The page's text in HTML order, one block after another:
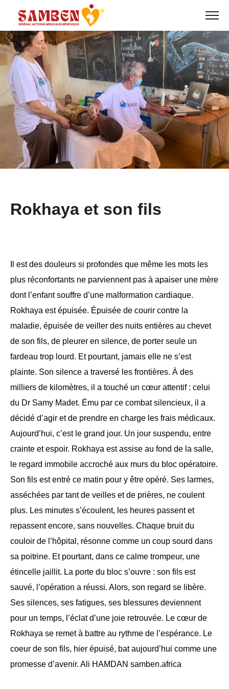
content
Rokhaya et son fils
Il est des douleurs si profondes que même les mots les
plus réconfortants ne parviennent pas à apaiser une mère
dont l’enfant souffre d’une malformation cardiaque.
Rokhaya est épuisée. Épuisée de courir contre la
maladie, épuisée de veiller des nuits entières au chevet
de son fils, de pleurer en silence, de porter seule un
fardeau trop lourd. Et pourtant, jamais elle ne s’est
plainte. Son silence a traversé les frontières. À des
milliers de kilomètres, il a touché un cœur attentif : celui
du Dr Samy Madet. Ému par ce combat silencieux, il a
décidé d’agir et de prendre en charge les frais médicaux.
Aujourd’hui, c’est le grand jour. Un jour suspendu, entre
crainte et espoir. Rokhaya est assise au fond de la salle,
le regard immobile accroché aux murs du bloc opératoire.
Son fils est entré ce matin pour y être opéré. Ses larmes,
asséchées par tant de veilles et de prières, ne coulent
plus. Les minutes s’écoulent, les heures passent et
repassent encore, sans nouvelles. Chaque bruit du
couloir de l’hôpital, résonne comme un coup sourd dans
sa poitrine. Et pourtant, dans ce calme trompeur, une
étincelle jaillit. La porte du bloc s’ouvre : son fils est
sauvé, l’opération a réussi. Alors, son regard se libère.
Ses silences, ses fatigues, ses blessures deviennent
pour un temps, l’éclat d’une joie retrouvée. Le cœur de
Rokhaya se remet à battre au rythme de l’espérance. Le
coeur de son fils, hier épuisé, bat aujourd’hui comme une
promesse d’avenir. Ali HAMDAN samben.africa